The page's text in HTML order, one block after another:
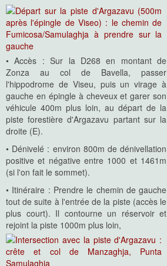
• Accès : Sur la D268 en montant de
Zonza au col de Bavella, passer
l'hippodrome de Viseu, puis un virage à
gauche en épingle à cheveux et garer son
véhicule 400m plus loin, au départ de la
piste forestière d'Argazavu partant sur la
droite (E).
• Dénivelé : environ 800m de dénivellation
positive et négative entre 1000 et 1461m
(si l'on fait le sommet).
• Itinéraire : Prendre le chemin de gauche
tout de suite à l'entrée de la piste (accès le
plus court). Il contourne un réservoir et
rejoint la piste 1000m plus loin,